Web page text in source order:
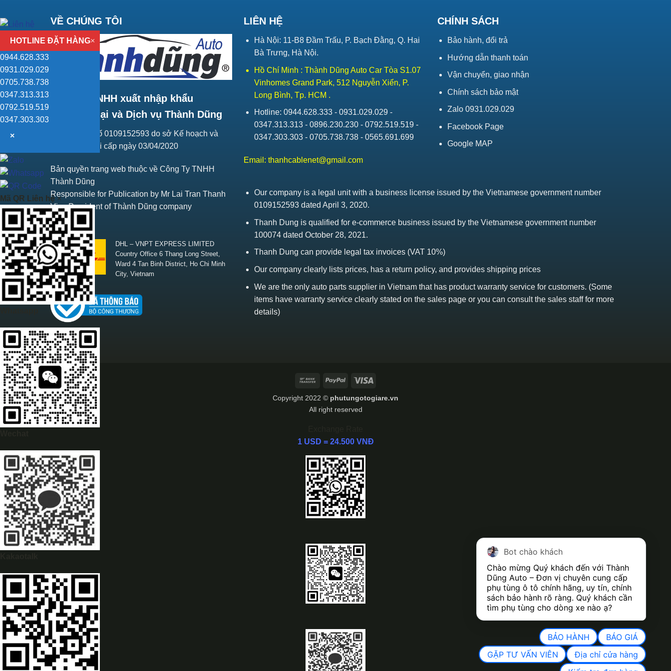
VỀ CHÚNG TÔI
Công ty TNHH xuất nhập khẩu
Thương mại và Dịch vụ Thành Dũng
Giấy ĐKKD số 0109152593 do sở Kế hoạch và
Đầu tư Hà Nội cấp ngày 03/04/2020
Bản quyền trang web thuộc về Công Ty TNHH
Thành Dũng
Responsible for Publication by Mr Lai Tran Thanh
Vice President of Thành Dũng company
SHIPPING
DHL – VNPT EXPRESS LIMITED
Country Office 6 Thang Long Street,
Ward 4 Tan Binh District, Ho Chi Minh
City, Vietnam
LIÊN HỆ
Hà Nội: 11-B8 Đầm Trấu, P. Bạch Đằng, Q. Hai
Bà Trưng, Hà Nội.
Hồ Chí Minh : Thành Dũng Auto Car Tòa S1.07
Vinhomes Grand Park, 512 Nguyễn Xiển, P.
Long Bình, Tp. HCM .
Hotline: 0944.628.333 - 0931.029.029 -
0347.313.313 - 0896.230.230 - 0792.519.519 -
0347.303.303 - 0705.738.738 - 0565.691.699
Email: thanhcablenet@gmail.com
CHÍNH SÁCH
Bảo hành, đổi trả
Hướng dẫn thanh toán
Vận chuyển, giao nhận
Chính sách bảo mật
Zalo 0931.029.029
Facebook Page
Google MAP
Our company is a legal unit with a business license issued by the Vietnamese government number
0109152593 dated April 3, 2020.
Thanh Dung is qualified for e-commerce business issued by the Vietnamese government number
100074 dated October 28, 2021.
Thanh Dung can provide legal tax invoices (VAT 10%)
Our company clearly lists prices, has a return policy, and provides shipping prices
We are the only auto parts supplier in Vietnam that has product warranty service for customers. (Some
items have warranty service clearly stated on the sales page or you can consult the sales staff for more
details)
Bank
PayPal
Copyright 2022 © phutungotogiare.vn
All right reserved
HOTLINE ĐẶT HÀNG×
0944.628.333
0931.029.029
0705.738.738
0347.313.313
0792.519.519
0347.303.303
×
Mã QR Liên hệ×
1 USD = 24.500 VNĐ
WhatsApp 0944628333
WeChat
Bot chào khách
Chào mừng Quý khách đến với Thành
Dũng Auto – Đơn vị chuyên cung cấp
phụ tùng ô tô chính hãng, uy tín, chính
sách bảo hành rõ ràng. Quý khách cần
tìm phụ tùng cho dòng xe nào ạ?
BẢO HÀNH
BÁO GIÁ
GẶP TƯ VẤN VIÊN
Địa chỉ cửa hàng